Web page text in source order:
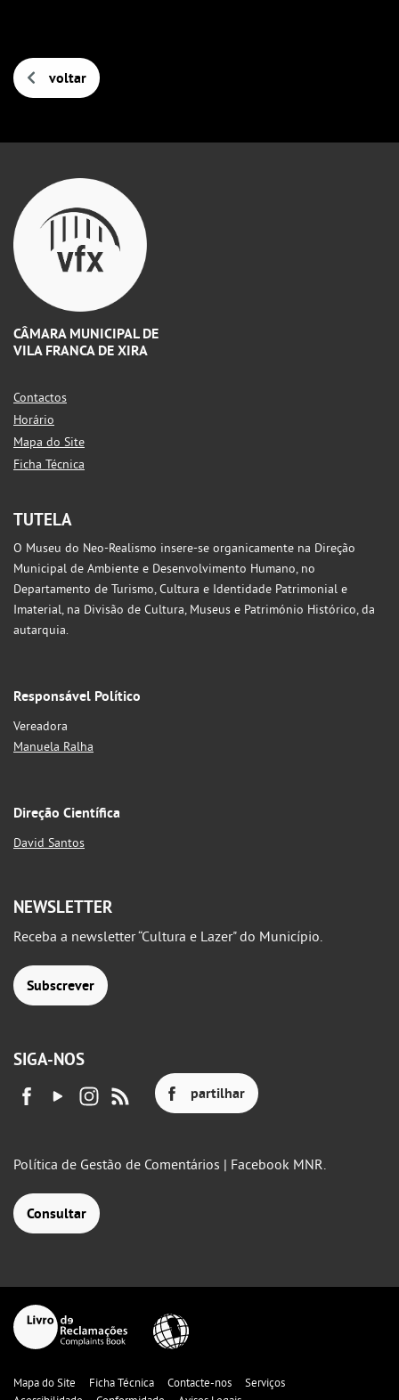
voltar
CÂMARA MUNICIPAL DE
VILA FRANCA DE XIRA
Contactos
Horário
Mapa do Site
Ficha Técnica
TUTELA
O Museu do Neo-Realismo insere-se organicamente na Direção
Municipal de Ambiente e Desenvolvimento Humano, no
Departamento de Turismo, Cultura e Identidade Patrimonial e
Imaterial, na Divisão de Cultura, Museus e Património Histórico, da
autarquia.
Responsável Político
Vereadora
Manuela Ralha
Direção Científica
David Santos
NEWSLETTER
Receba a newsletter “Cultura e Lazer" do Município.
Subscrever
SIGA-NOS
partilhar
Política de Gestão de Comentários | Facebook MNR.
Consultar
Mapa do Site Ficha Técnica Contacte-nos
Serviços